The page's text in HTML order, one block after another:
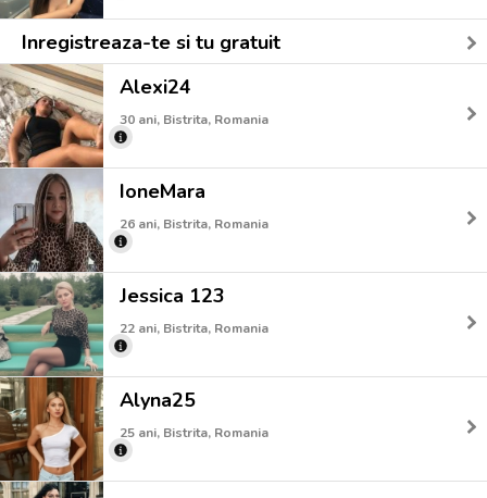
Inregistreaza-te si tu gratuit
Alexi24
30 ani, Bistrita, Romania
IoneMara
26 ani, Bistrita, Romania
Jessica 123
22 ani, Bistrita, Romania
Alyna25
25 ani, Bistrita, Romania